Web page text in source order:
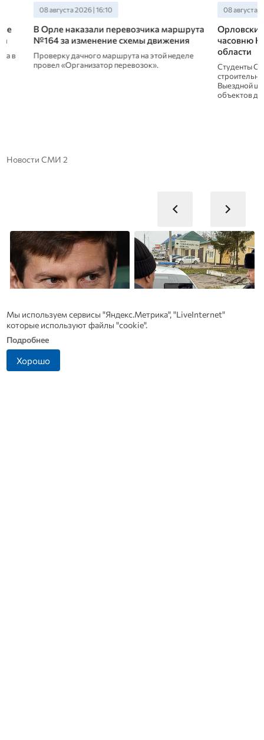
08 августа 2026 | 16:10
В Орле наказали перевозчика маршрута
№164 за изменение схемы движения
Проверку дачного маршрута на этой неделе
провел «Организатор перевозок».
08 августа 2026 |
Орловские
часовню
области
Студенты
строительного
Выездной школе
объектов
Новости СМИ 2
Мы используем сервисы "Яндекс.Метрика", "LiveInternet"
которые используют файлы "cookie".
Подробнее
Хорошо